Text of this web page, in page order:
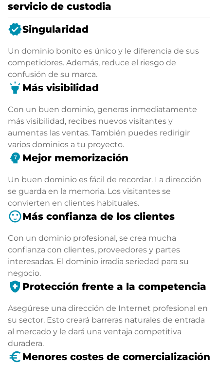
servicio de custodia
verifiedSingularidad
Un dominio bonito es único y le diferencia de sus
competidores. Además, reduce el riesgo de
confusión de su marca.
highlight Más visibilidad
Con un buen dominio, generas inmediatamente
más visibilidad, recibes nuevos visitantes y
aumentas las ventas. También puedes redirigir
varios dominios a tu proyecto.
psychology_alt Mejor memorización
Un buen dominio es fácil de recordar. La dirección
se guarda en la memoria. Los visitantes se
convierten en clientes habituales.
sentiment_satisfiedMás confianza de los clientes
Con un dominio profesional, se crea mucha
confianza con clientes, proveedores y partes
interesadas. El dominio irradia seriedad para su
negocio.
health_and_safety Protección frente a la competencia
Asegúrese una dirección de Internet profesional en
su sector. Esto creará barreras naturales de entrada
al mercado y le dará una ventaja competitiva
duradera.
euro_symbol Menores costes de comercialización